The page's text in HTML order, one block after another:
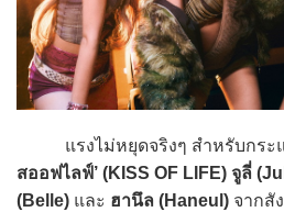
แรงไม่หยุดจริงๆ สำหรับกระแ
สออฟไลฟ์’ (KISS OF LIFE) จูลี่
(Belle) และ ฮานึล (Haneul) จากสั